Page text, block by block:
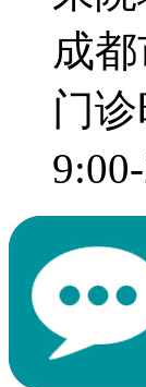
成
门诊